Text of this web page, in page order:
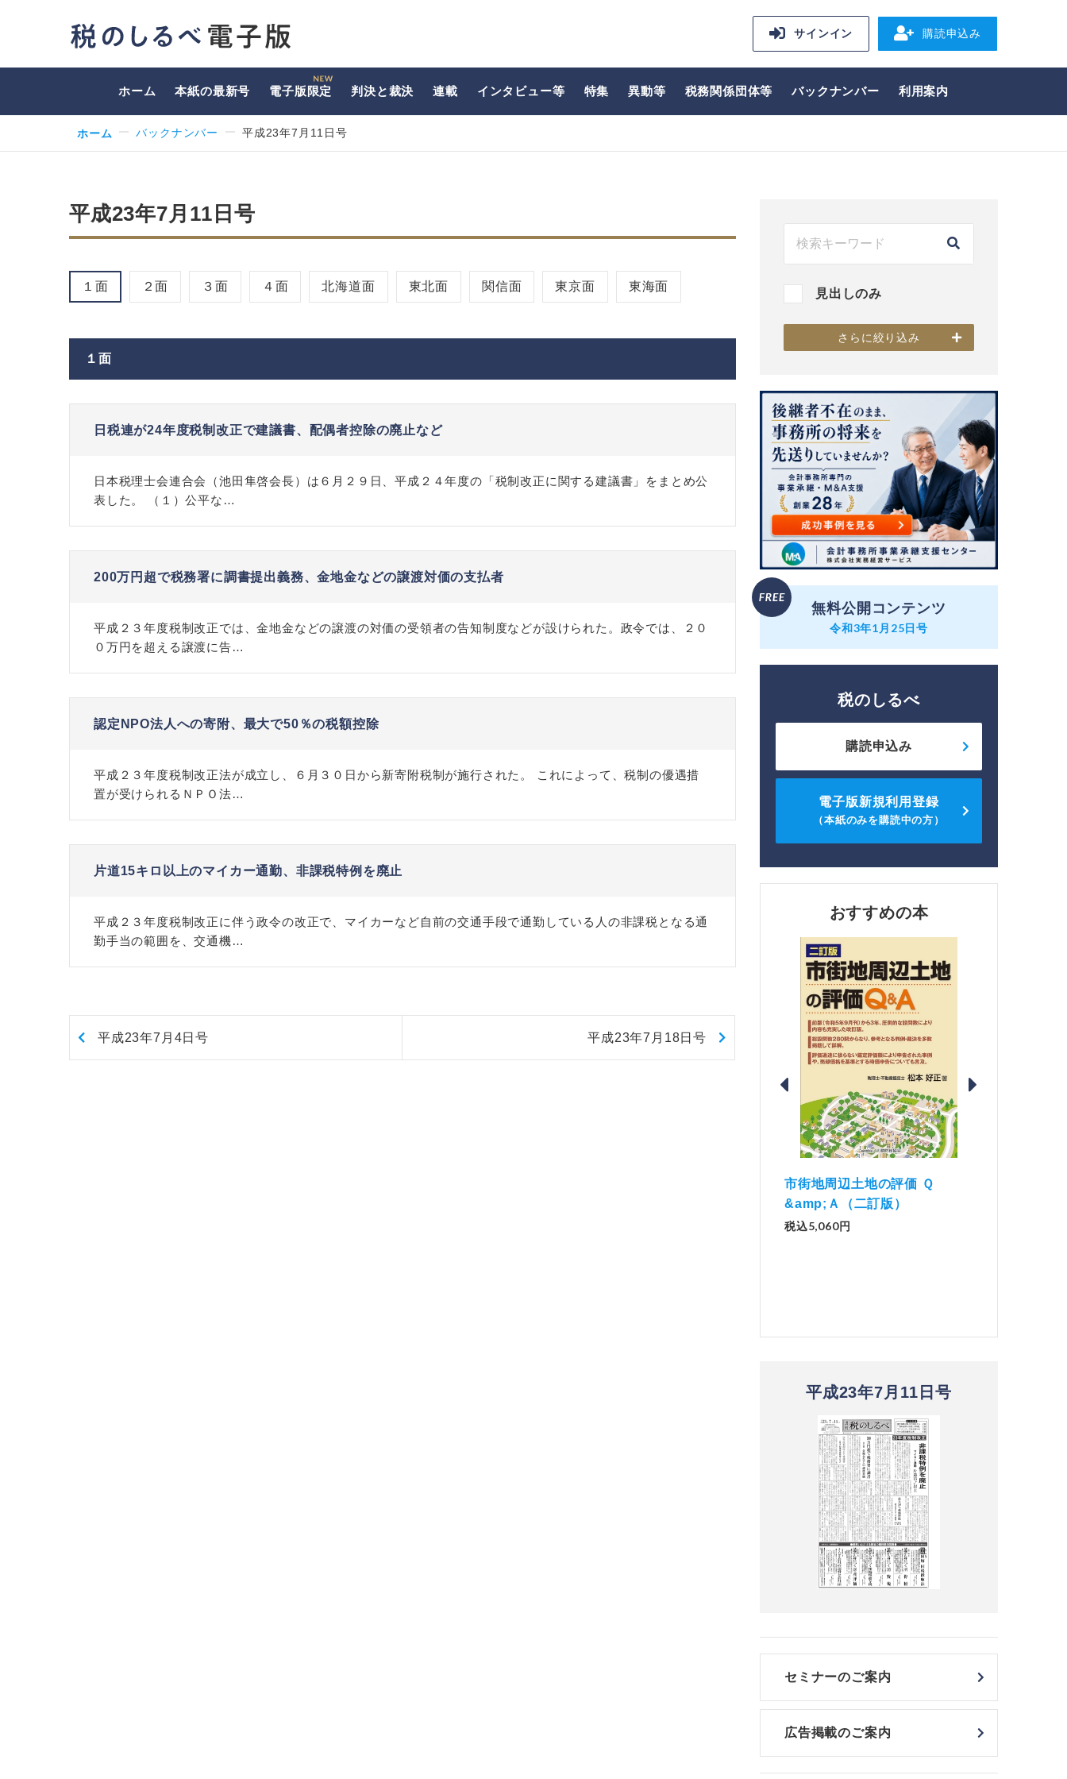
サインイン 購読申込み
ホーム 本紙の最新号 電子版限定 判決と裁決 連載 インタビュー等 特集 異動等 税務関係団体等 バックナンバー 利用案内
ホーム バックナンバー 平成23年7月11日号
平成23年7月11日号
１面 ２面 ３面 ４面 北海道面 東北面 関信面 東京面 東海面
１面
日税連が24年度税制改正で建議書、配偶者控除の廃止など
日本税理士会連合会（池田隼啓会長）は６月２９日、平成２４年度の「税制改正に関する建議書」をまとめ公
表した。 （１）公平な…
200万円超で税務署に調書提出義務、金地金などの譲渡対価の支払者
平成２３年度税制改正では、金地金などの譲渡の対価の受領者の告知制度などが設けられた。政令では、２０
０万円を超える譲渡に告…
認定NPO法人への寄附、最大で50％の税額控除
平成２３年度税制改正法が成立し、６月３０日から新寄附税制が施行された。 これによって、税制の優遇措
置が受けられるＮＰＯ法…
片道15キロ以上のマイカー通勤、非課税特例を廃止
平成２３年度税制改正に伴う政令の改正で、マイカーなど自前の交通手段で通勤している人の非課税となる通
勤手当の範囲を、交通機…
平成23年7月4日号 平成23年7月18日号
見出しのみ
さらに絞り込み
無料公開コンテンツ
令和3年1月25日号
税のしるべ
購読申込み
電子版新規利用登録
（本紙のみを購読中の方）
おすすめの本
解説とQ&amp;Aでわかる 電子
帳簿等保存制度の実務（改訂
版）
平成23年7月11日号
セミナーのご案内
広告掲載のご案内